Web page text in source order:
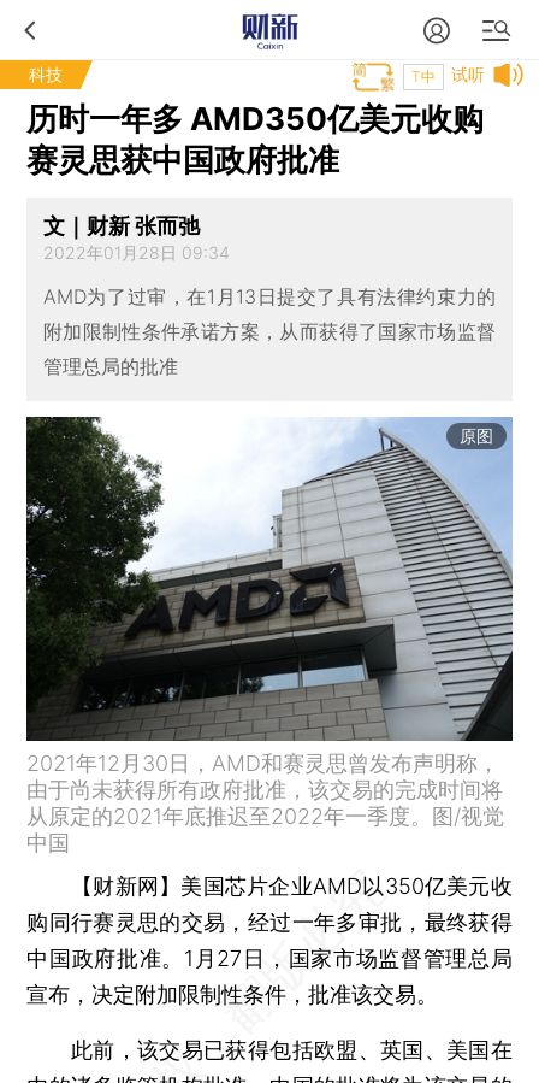
科技 试听
T中
历时一年多 AMD350亿美元收购
赛灵思获中国政府批准
文｜财新 张而弛
2022年01月28日 09:34
AMD为了过审，在1月13日提交了具有法律约束力的
附加限制性条件承诺方案，从而获得了国家市场监督
管理总局的批准
原图
2021年12月30日，AMD和赛灵思曾发布声明称，
由于尚未获得所有政府批准，该交易的完成时间将
从原定的2021年底推迟至2022年一季度。图/视觉
中国
【财新网】 美国芯片企业AMD以350亿美元收
购同行赛灵思的交易，经过一年多审批，最终获得
中国政府批准。1月27日，国家市场监督管理总局
宣布，决定附加限制性条件，批准该交易。
此前，该交易已获得包括欧盟、英国、美国在